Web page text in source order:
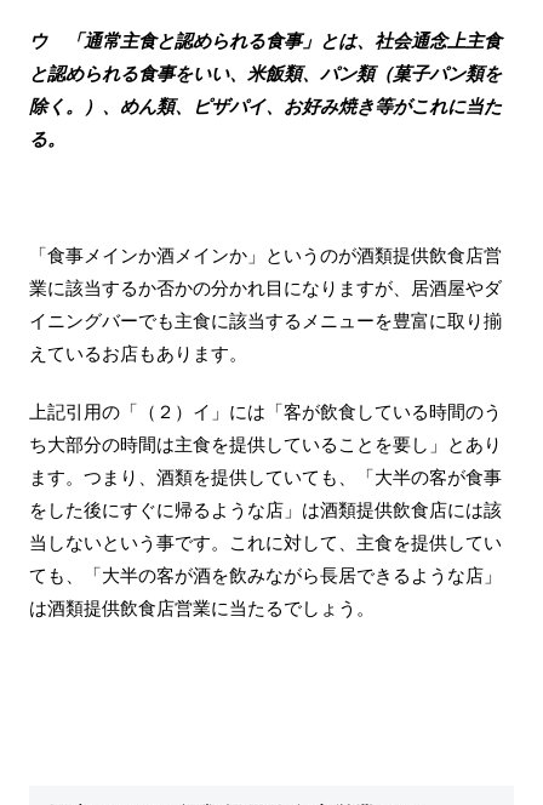
ウ 「通常主食と認められる食事」とは、社会通念上主食
と認められる食事をいい、米飯類、パン類（菓子パン類を
除く。）、めん類、ピザパイ、お好み焼き等がこれに当た
る。
「食事メインか酒メインか」というのが酒類提供飲食店営
業に該当するか否かの分かれ目になりますが、居酒屋やダ
イニングバーでも主食に該当するメニューを豊富に取り揃
えているお店もあります。
上記引用の「（２）イ」には「客が飲食している時間のう
ち大部分の時間は主食を提供していることを要し」とあり
ます。つまり、酒類を提供していても、「大半の客が食事
をした後にすぐに帰るような店」は酒類提供飲食店には該
当しないという事です。これに対して、主食を提供してい
ても、「大半の客が酒を飲みながら長居できるような店」
は酒類提供飲食店営業に当たるでしょう。